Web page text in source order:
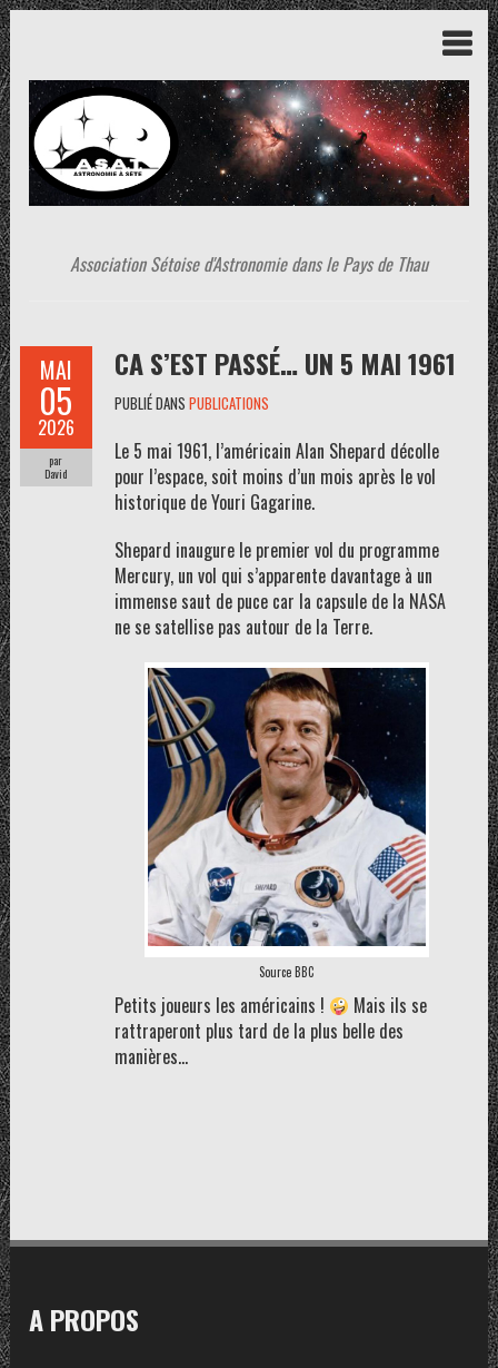
Association Sétoise d'Astronomie dans le Pays de Thau
MAI
05
2026
par
David
CA S’EST PASSÉ… UN 5 MAI 1961
PUBLIÉ DANS PUBLICATIONS
Le 5 mai 1961, l’américain Alan Shepard décolle
pour l’espace, soit moins d’un mois après le vol
historique de Youri Gagarine.
Shepard inaugure le premier vol du programme
Mercury, un vol qui s’apparente davantage à un
immense saut de puce car la capsule de la NASA
ne se satellise pas autour de la Terre.
Source BBC
Petits joueurs les américains !
Mais ils se
rattraperont plus tard de la plus belle des
manières…
A PROPOS